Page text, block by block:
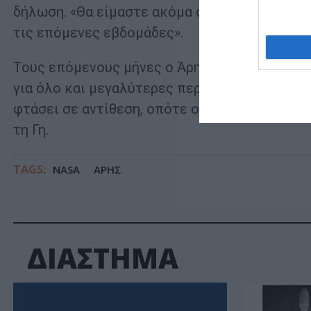
δήλωση. «Θα είμαστε ακόμα σε θέση να
τις επόμενες εβδομάδες».
Τους επόμενους μήνες ο Άρης θα αναδυθεί
για όλο και μεγαλύτερες περιόδους στον
φτάσει σε αντίθεση, οπότε ο Άρης θα είναι
τη Γη.
TAGS: NASA ΑΡΗΣ
ΔΙΑΣΤΗΜΑ